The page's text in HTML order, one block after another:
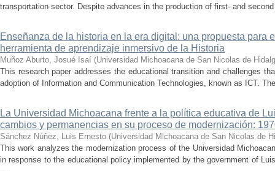
transportation sector. Despite advances in the production of first- and
Enseñanza de la historia en la era digital: una propuesta para
herramienta de aprendizaje inmersivo de la Historia
Muñoz Aburto, Josué Isaí (Universidad Michoacana de San Nicolas de
This research paper addresses the educational transition and challenges
adoption of Information and Communication Technologies, known as ICT.
La Universidad Michoacana frente a la política educativa de
cambios y permanencias en su proceso de modernización:
Sánchez Núñez, Luis Ernesto (Universidad Michoacana de San Nicolas de
This work analyzes the modernization process of the Universidad
in response to the educational policy implemented by the government of